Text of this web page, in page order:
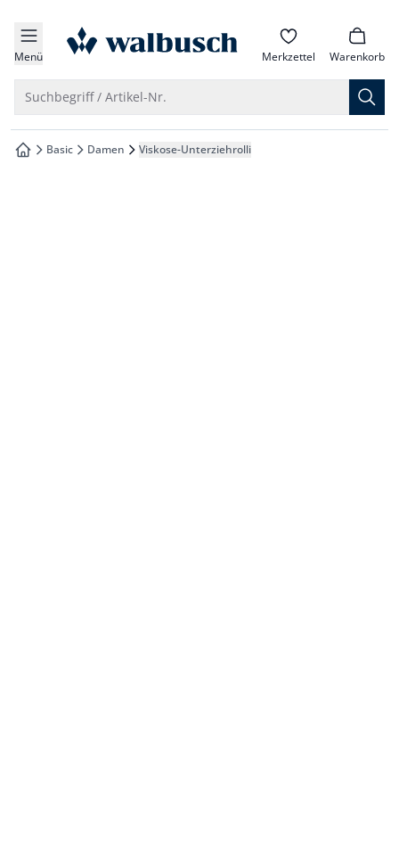
springen
springen
springen
springen
Menü zur Startseite Merkzettel Warenkorb
Suchbegriff / Artikel-Nr.
zur Startseite
Basic Damen Viskose-Unterziehrolli